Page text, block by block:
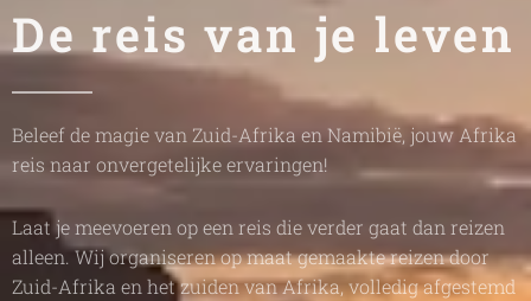
De reis van je leven
Beleef de magie van Zuid-Afrika en Namibië, jouw Afrika
reis naar onvergetelijke ervaringen!
Laat je meevoeren op een reis die verder gaat dan reizen
alleen. Wij organiseren op maat gemaakte reizen door
Zuid-Afrika en het zuiden van Afrika, volledig afgestemd